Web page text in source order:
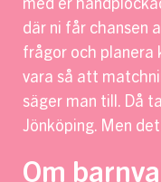
med er
där ni får chansen
frågor och planera
vara så att
säger man till. Då
Jönköping. Men
Om